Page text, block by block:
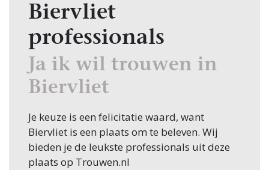
Biervliet
professionals
Ja ik wil trouwen in
Biervliet
Je keuze is een felicitatie waard, want
Biervliet is een plaats om te beleven. Wij
bieden je de leukste professionals uit deze
plaats op Trouwen.nl